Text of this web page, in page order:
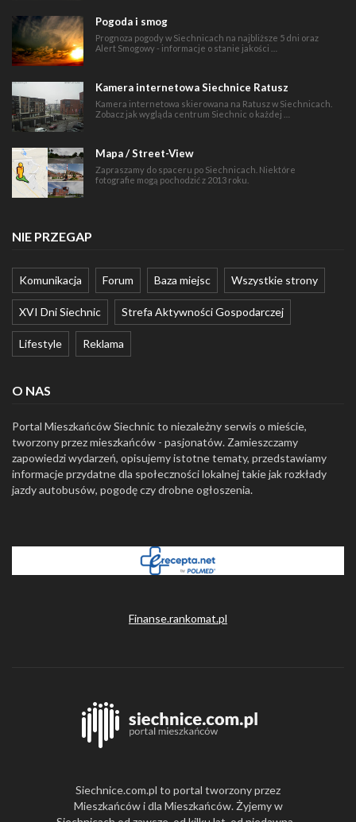
Pogoda i smog
Prognoza pogody w Siechnicach na najbliższe 5 dni oraz
Alert Smogowy - informacje o stanie jakości …
Kamera internetowa Siechnice Ratusz
Kamera internetowa skierowana na Ratusz w Siechnicach.
Zobacz jak wygląda centrum Siechnic o każdej …
Mapa / Street-View
Zapraszamy do spaceru po Siechnicach. Niektóre
fotografie mogą pochodzić z 2013 roku.
NIE PRZEGAP
Komunikacja Forum Baza miejsc Wszystkie strony
XVI Dni Siechnic Strefa Aktywności Gospodarczej
Lifestyle Reklama
O NAS
Portal Mieszkańców Siechnic to niezależny serwis o mieście,
tworzony przez mieszkańców - pasjonatów. Zamieszczamy
zapowiedzi wydarzeń, opisujemy istotne tematy, przedstawiamy
informacje przydatne dla społeczności lokalnej takie jak rozkłady
jazdy autobusów, pogodę czy drobne ogłoszenia.
Finanse.rankomat.pl
Siechnice.com.pl to portal tworzony przez
Mieszkańców i dla Mieszkańców. Żyjemy w